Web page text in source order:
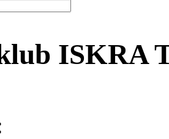
ISKRA